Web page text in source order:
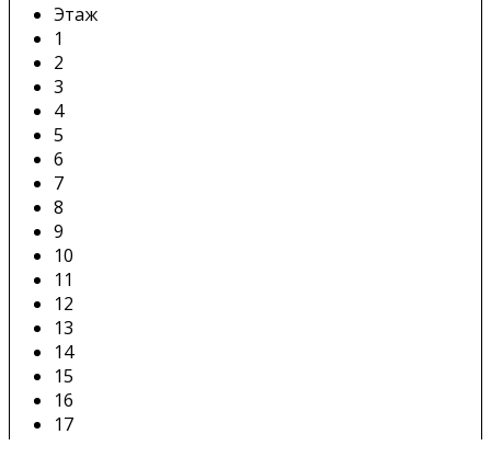
Этаж
1
2
3
4
5
6
7
8
9
10
11
12
13
14
15
16
17